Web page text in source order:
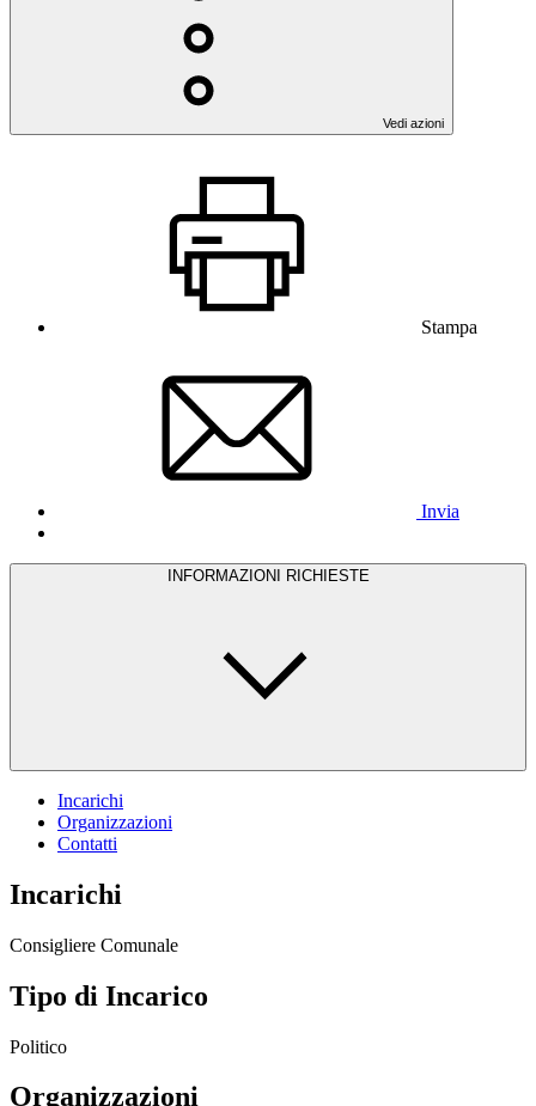
Vedi azioni
Stampa
Invia
INFORMAZIONI RICHIESTE
Incarichi
Organizzazioni
Contatti
Incarichi
Consigliere Comunale
Tipo di Incarico
Politico
Organizzazioni